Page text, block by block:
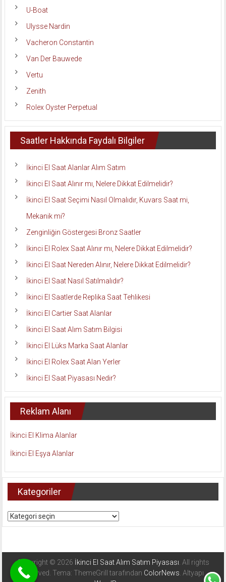
U-Boat
Ulysse Nardin
Vacheron Constantin
Van Der Bauwede
Vertu
Zenith
Rolex Oyster Perpetual
Saatler Hakkında Faydalı Bilgiler
İkinci El Saat Alanlar Alım Satım
İkinci El Saat Alınır mı, Nelere Dikkat Edilmelidir?
İkinci El Saat Seçimi Nasıl Olmalıdır, Kuvars Saat mi,
Mekanik mi?
Zenginliğin Göstergesi Bronz Saatler
İkinci El Rolex Saat Alınır mı, Nelere Dikkat Edilmelidir?
İkinci El Saat Nereden Alınır, Nelere Dikkat Edilmelidir?
İkinci El Saat Nasıl Satılmalıdır?
İkinci El Saatlerde Replika Saat Tehlikesi
İkinci El Cartier Saat Alanlar
İkinci El Saat Alım Satım Bilgisi
İkinci El Lüks Marka Saat Alanlar
İkinci El Rolex Saat Alan Yerler
İkinci El Saat Piyasası Nedir?
Reklam Alanı
İkinci El Klima Alanlar
İkinci El Eşya Alanlar
Kategoriler
Kategoriler
Copyright © 2026 İkinci El Saat Alım Satım Piyasası. All rights
reserved. Tema: ThemeGrill tarafından ColorNews. Altyapı